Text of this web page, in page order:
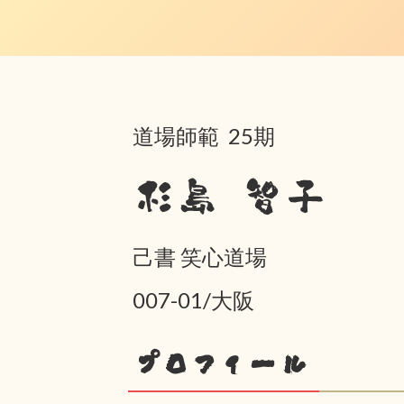
道場師範 25期
杉島 智子
己書 笑心道場
007-01/大阪
プロフィール